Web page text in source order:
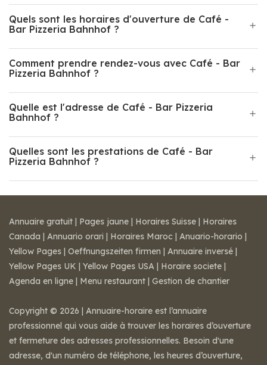
Quels sont les horaires d'ouverture de Café -
Bar Pizzeria Bahnhof ?
Comment prendre rendez-vous avec Café - Bar
Pizzeria Bahnhof ?
Quelle est l'adresse de Café - Bar Pizzeria
Bahnhof ?
Quelles sont les prestations de Café - Bar
Pizzeria Bahnhof ?
Annuaire gratuit | Pages jaune | Horaires Suisse | Horaires
Canada | Annuario orari | Horaires Maroc | Anuario-horario |
Yellow Pages | Oeffnungszeiten firmen | Annuaire inversé |
Yellow Pages UK | Yellow Pages USA | Horaire societe |
Agenda en ligne | Menu restaurant | Gestion de chantier
Copyright © 2026 | Annuaire-horaire est l’annuaire
professionnel qui vous aide à trouver les horaires d’ouverture
et fermeture des adresses professionnelles. Besoin d'une
adresse, d'un numéro de téléphone, les heures d’ouverture,